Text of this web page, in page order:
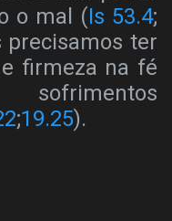
o mal (Is 53.4;
precisamos ter
firmeza na fé
;19.25).